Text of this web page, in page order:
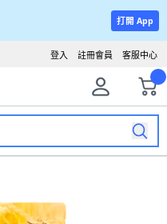
打開 App
客服中心
註冊會員
登入